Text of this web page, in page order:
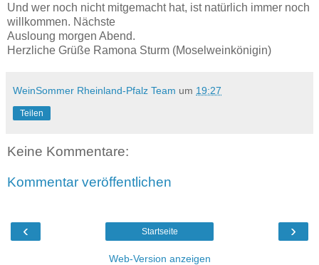
Und wer noch nicht mitgemacht hat, ist natürlich immer noch
willkommen. Nächste
Ausloung morgen Abend.
Herzliche Grüße Ramona Sturm (Moselweinkönigin)
WeinSommer Rheinland-Pfalz Team um 19:27
Teilen
Keine Kommentare:
Kommentar veröffentlichen
‹ ›
Startseite
Web-Version anzeigen